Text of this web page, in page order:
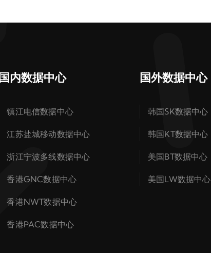
国内数据中心
镇江电信数据中心
江苏盐城移动数据中心
浙江宁波多线数据中心
香港GNC数据中心
香港NWT数据中心
香港PAC数据中心
国外数据中心
韩国SK数据中心
韩国KT数据中心
美国BT数据中心
美国LW数据中心